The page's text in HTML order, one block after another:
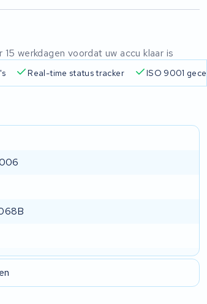
werkdagen voordat uw accu klaar is
Real-time status tracker ISO 9001